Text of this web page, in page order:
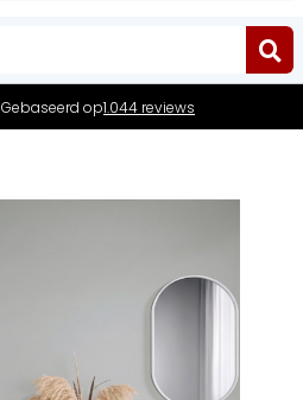
Gebaseerd op1.044 reviews